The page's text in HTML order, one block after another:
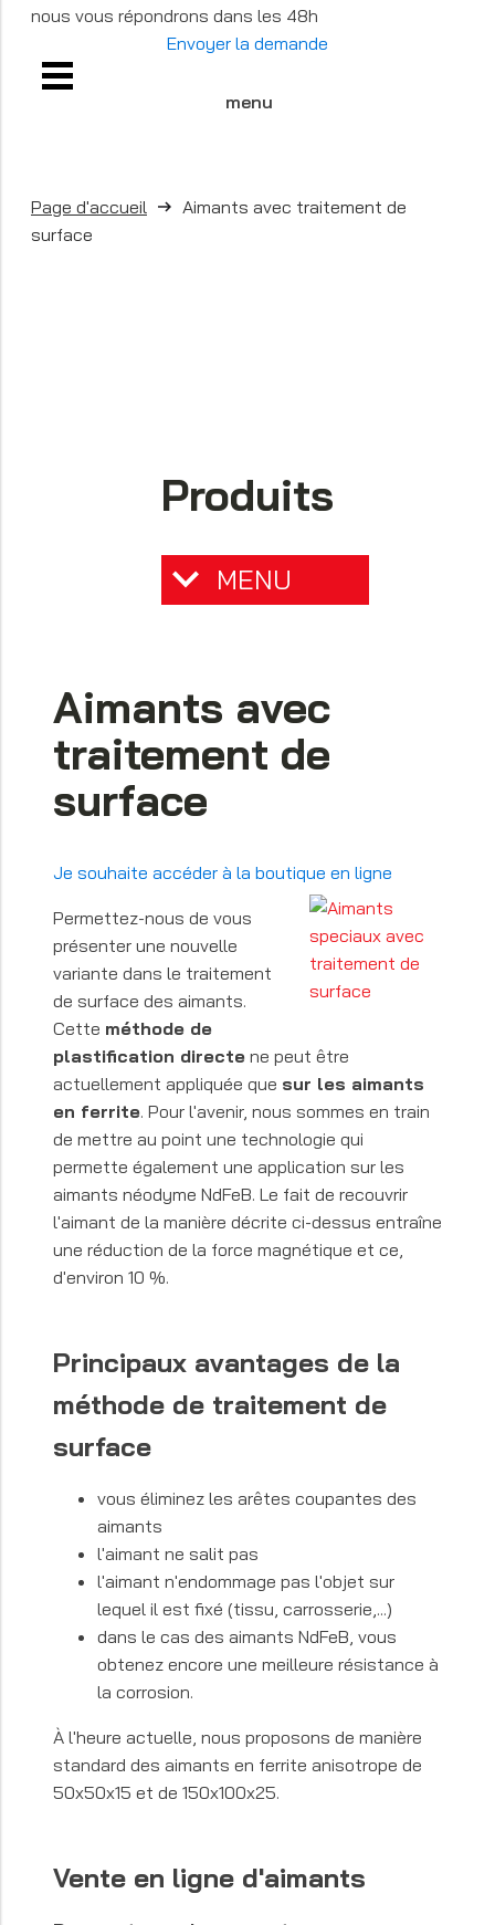
nous vous répondrons dans les 48h
Envoyer la demande
menu
Page d'accueil
Aimants avec traitement de
surface
Produits
MENU
Aimants avec
traitement de
surface
Je souhaite accéder à la boutique en ligne
Permettez-nous de vous
présenter une nouvelle
variante dans le traitement
de surface des aimants.
Cette méthode de
plastification directe ne peut être
actuellement appliquée que sur les aimants
en ferrite. Pour l'avenir, nous sommes en train
de mettre au point une technologie qui
permette également une application sur les
aimants néodyme NdFeB. Le fait de recouvrir
l'aimant de la manière décrite ci-dessus entraîne
une réduction de la force magnétique et ce,
d'environ 10 %.
Principaux avantages de la
méthode de traitement de
surface
vous éliminez les arêtes coupantes des
aimants
l'aimant ne salit pas
l'aimant n'endommage pas l'objet sur
lequel il est fixé (tissu, carrosserie,...)
dans le cas des aimants NdFeB, vous
obtenez encore une meilleure résistance à
la corrosion.
À l'heure actuelle, nous proposons de manière
standard des aimants en ferrite anisotrope de
50x50x15 et de 150x100x25.
Vente en ligne d'aimants